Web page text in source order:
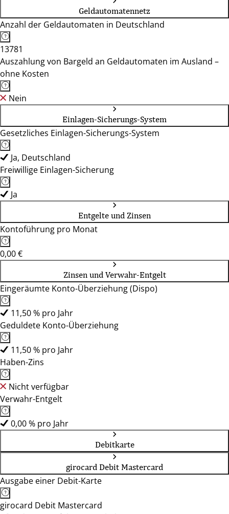
Geldautomatennetz
Anzahl der Geldautomaten in Deutschland
13781
Auszahlung von Bargeld an Geldautomaten im Ausland –
ohne Kosten
Nein
Einlagen-Sicherungs-System
Gesetzliches Einlagen-Sicherungs-System
Ja, Deutschland
Freiwillige Einlagen-Sicherung
Ja
Entgelte und Zinsen
Kontoführung pro Monat
0,00 €
Zinsen und Verwahr-Entgelt
Eingeräumte Konto-Überziehung (Dispo)
11,50 % pro Jahr
Geduldete Konto-Überziehung
11,50 % pro Jahr
Haben-Zins
Nicht verfügbar
Verwahr-Entgelt
0,00 % pro Jahr
Debitkarte
girocard Debit Mastercard
Ausgabe einer Debit-Karte
girocard Debit Mastercard